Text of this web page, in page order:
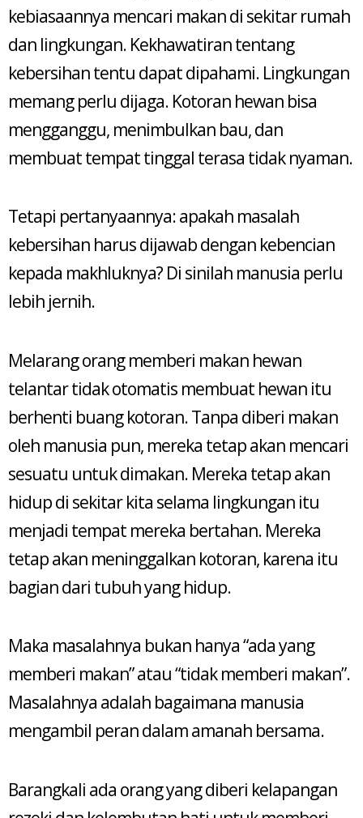
kebiasaannya mencari makan di sekitar rumah
dan lingkungan. Kekhawatiran tentang
kebersihan tentu dapat dipahami. Lingkungan
memang perlu dijaga. Kotoran hewan bisa
mengganggu, menimbulkan bau, dan
membuat tempat tinggal terasa tidak nyaman.
Tetapi pertanyaannya: apakah masalah
kebersihan harus dijawab dengan kebencian
kepada makhluknya? Di sinilah manusia perlu
lebih jernih.
Melarang orang memberi makan hewan
telantar tidak otomatis membuat hewan itu
berhenti buang kotoran. Tanpa diberi makan
oleh manusia pun, mereka tetap akan mencari
sesuatu untuk dimakan. Mereka tetap akan
hidup di sekitar kita selama lingkungan itu
menjadi tempat mereka bertahan. Mereka
tetap akan meninggalkan kotoran, karena itu
bagian dari tubuh yang hidup.
Maka masalahnya bukan hanya “ada yang
memberi makan” atau “tidak memberi makan”.
Masalahnya adalah bagaimana manusia
mengambil peran dalam amanah bersama.
Barangkali ada orang yang diberi kelapangan